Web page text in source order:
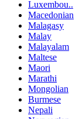
Luxembou..
Macedonian
Malagasy
Malay
Malayalam
Maltese
Maori
Marathi
Mongolian
Burmese
Nepali